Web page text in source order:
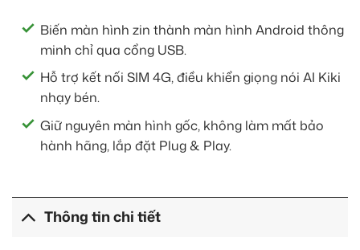
Biến màn hình zin thành màn hình Android thông
minh chỉ qua cổng USB.
Hỗ trợ kết nối SIM 4G, điều khiển giọng nói AI Kiki
nhạy bén.
Giữ nguyên màn hình gốc, không làm mất bảo
hành hãng, lắp đặt Plug & Play.
Thông tin chi tiết